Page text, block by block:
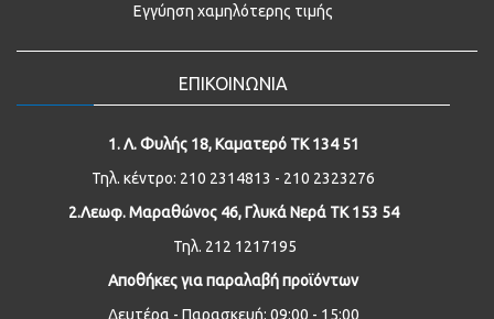
Εγγύηση χαμηλότερης τιμής
ΕΠΙΚΟΙΝΩΝΙΑ
1. Λ. Φυλής 18, Καματερό ΤΚ 134 51
Τηλ. κέντρο: 210 2314813 - 210 2323276
2.Λεωφ. Μαραθώνος 46, Γλυκά Νερά ΤΚ 153 54
Τηλ. 212 1217195
Αποθήκες για παραλαβή προϊόντων
Δευτέρα - Παρασκευή: 09:00 - 15:00